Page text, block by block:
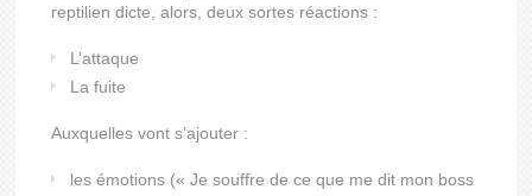
reptilien dicte, alors, deux sortes réactions :
L’attaque
La fuite
Auxquelles vont s’ajouter :
les émotions (« Je souffre de ce que me dit mon boss